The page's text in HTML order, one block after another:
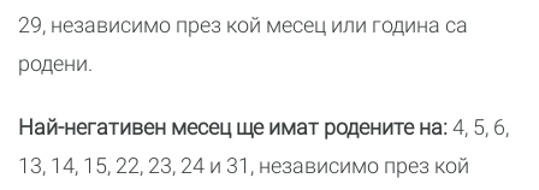
29, независимо през кой месец или година са
родени.
Най-негативен месец ще имат родените на:4, 5, 6,
13, 14, 15, 22, 23, 24 и 31, независимо през кой